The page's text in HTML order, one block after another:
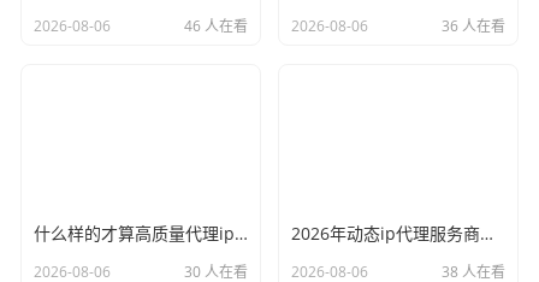
2026-08-06 46 人在看 2026-08-06 36 人在看
什么样的才算高质量代理ip？资深玩家总结了三个硬指标
2026-08-06 30 人在看
2026年动态ip代理服务商有哪些？这份清单建议收藏
2026-08-06 38 人在看